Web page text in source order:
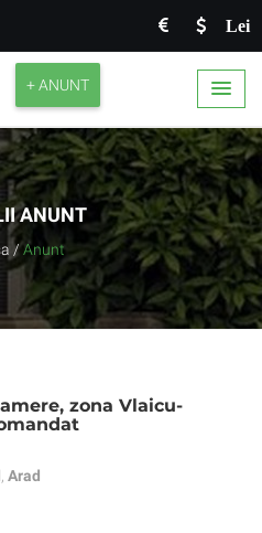
Lei
+ ANUNT
ANUNT
/ Anunt
zona Vlaicu-
Arad